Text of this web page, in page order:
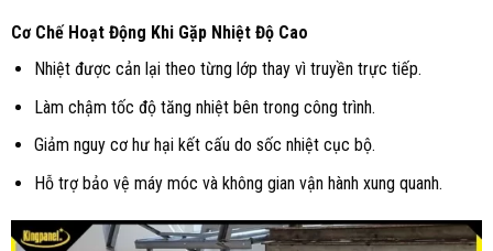
Cơ Chế Hoạt Động Khi Gặp Nhiệt Độ Cao
Nhiệt được cản lại theo từng lớp thay vì truyền trực tiếp.
Làm chậm tốc độ tăng nhiệt bên trong công trình.
Giảm nguy cơ hư hại kết cấu do sốc nhiệt cục bộ.
Hỗ trợ bảo vệ máy móc và không gian vận hành xung quanh.